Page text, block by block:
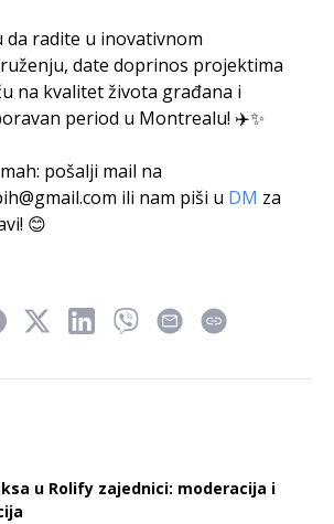
radite u inovativnom
date doprinos projektima
na kvalitet života građana i
period u Montrealu! ✈️✨
pošalji mail na
ili nam piši u DM za
😊
u Rolify zajednici: moderacija i